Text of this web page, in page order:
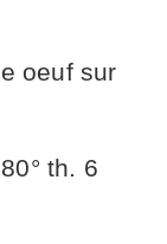
oeuf sur
th. 6